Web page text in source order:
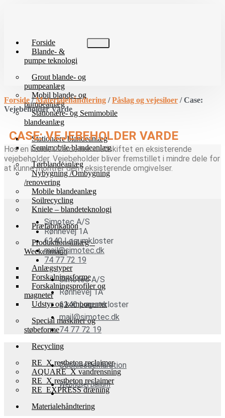
Forside
Blande- &
pumpe teknologi
Grout blande- og
pumpeanlæg
Mobil blande- og
pumpeanlæg
Stationære- og Semimobile
blandeanlæg
Stationære blandeanlæg
Semimobile blandeanlæg
Tørblandeanlæg
Nybygning /Ombygning
/renovering
Mobile blandeanlæg
Soilrecycling
Kniele – blandeteknologi
Præfabrikation
Produktionsanlæg –
Weckenmann
Anlægstyper
Forskalningsforme
Forskalningsprofiler og
magneter
Udstyr og komponenter
Special maskiner og
støbeforme
Recycling
RE_X restbeton reclaimer
AQUARE_X vandrensning
RE_X restbeton reclaimer
RE_EXPRESS dræning
Materialehåndtering
Forside /Materialehåndtering /Påslag og vejesiloer / Case:
Vejebeholder Varde
CASE: VEJEBEHOLDER VARDE
Hos en kunde i Varde har vi udskiftet en eksisterende
vejebeholder. Vejebeholder bliver fremstillet i mindre dele for
at kunne montrer den i eksisterende omgivelser.
Simotec A/S
Rønnevej 1A
6240 Løgumkloster
mail@simotec.dk
74 77 72 19
Simotec A/S
Rønnevej 1A
6240 Løgumkloster
mail@simotec.dk
74 77 72 19
Cookiesdeklaration
Webhuset Ballum